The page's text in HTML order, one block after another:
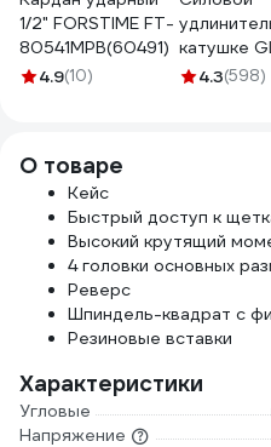
1/2" FORSTIME FT-
80541MPB(60491)
4.9(10)
катушке
4 гн. 50 м
4.3(598)
О товаре
Кейс
Быстрый доступ к
Высокий крутящий
4 головки основных
Реверс
Шпиндель-квадрат с
Резиновые вставки
Характеристики
Угловые
Напряжение